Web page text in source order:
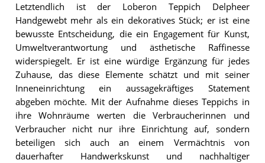
Letztendlich ist der Loberon Teppich Delpheer
Handgewebt mehr als ein dekoratives Stück; er ist eine
bewusste Entscheidung, die ein Engagement für Kunst,
Umweltverantwortung und ästhetische Raffinesse
widerspiegelt. Er ist eine würdige Ergänzung für jedes
Zuhause, das diese Elemente schätzt und mit seiner
Inneneinrichtung ein aussagekräftiges Statement
abgeben möchte. Mit der Aufnahme dieses Teppichs in
ihre Wohnräume werten die Verbraucherinnen und
Verbraucher nicht nur ihre Einrichtung auf, sondern
beteiligen sich auch an einem Vermächtnis von
dauerhafter Handwerkskunst und nachhaltiger